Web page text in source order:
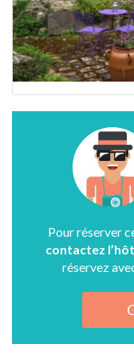
Pour réserver
contactez
réservez